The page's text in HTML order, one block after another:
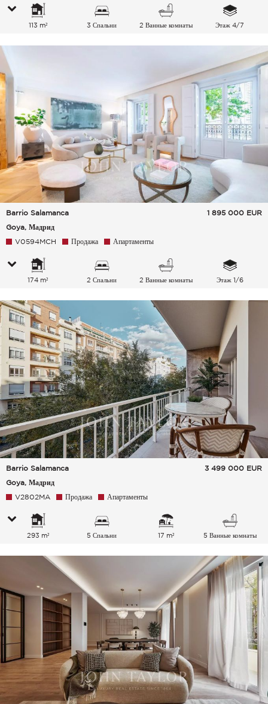
113 m² 3 Спальни 2 Ванные комнаты Этаж 4/7
Barrio Salamanca
Goya, Мадрид
1 895 000 EUR
V0594MCH Продажа Апартаменты
174 m² 2 Спальни 2 Ванные комнаты Этаж 1/6
Barrio Salamanca
Goya, Мадрид
3 499 000 EUR
V2802MA Продажа Апартаменты
293 m² 5 Спальни 17 m² 5 Ванные комнаты